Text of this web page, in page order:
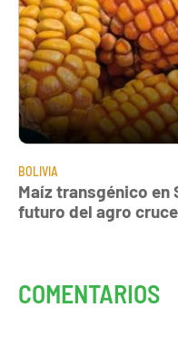
BOLIVIA
Maíz transgénico en
futuro del agro
COMENTARIOS